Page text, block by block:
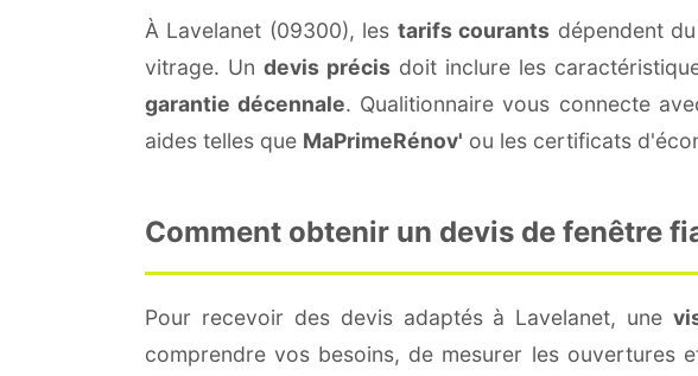
À Lavelanet (09300), les tarifs courants dépendent
vitrage. Un devis précis doit inclure les
garantie décennale. Qualitionnaire vous connecte
aides telles que MaPrimeRénov' ou les certificats
Comment obtenir un devis de fenêtre
Pour recevoir des devis adaptés à Lavelanet, une
comprendre vos besoins, de mesurer les ouvertures